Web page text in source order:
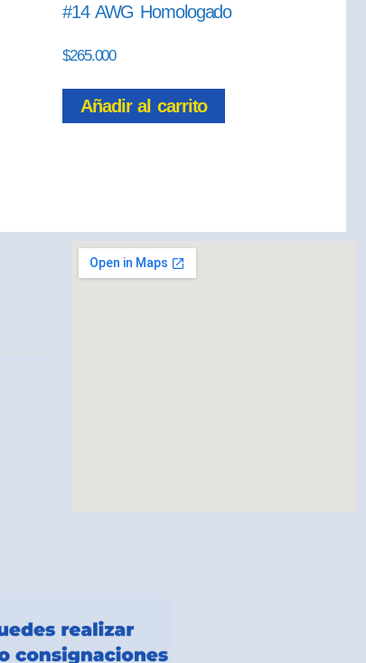
#14 AWG Homologado
$265.000
Añadir al carrito